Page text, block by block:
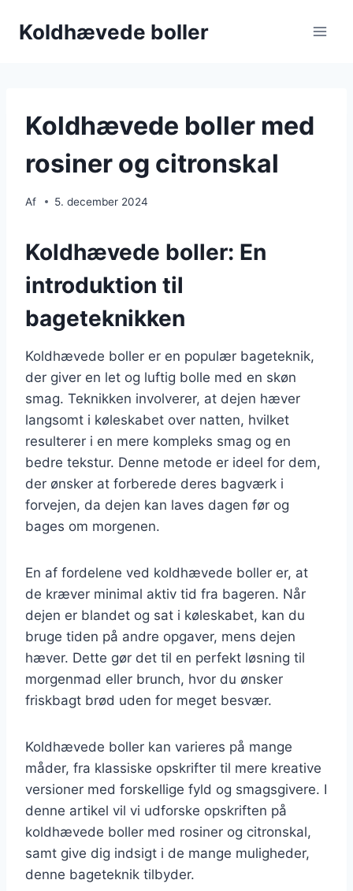
Koldhævede boller
Koldhævede boller med
rosiner og citronskal
Af 5. december 2024
Koldhævede boller: En
introduktion til
bageteknikken
Koldhævede boller er en populær bageteknik,
der giver en let og luftig bolle med en skøn
smag. Teknikken involverer, at dejen hæver
langsomt i køleskabet over natten, hvilket
resulterer i en mere kompleks smag og en
bedre tekstur. Denne metode er ideel for dem,
der ønsker at forberede deres bagværk i
forvejen, da dejen kan laves dagen før og
bages om morgenen.
En af fordelene ved koldhævede boller er, at
de kræver minimal aktiv tid fra bageren. Når
dejen er blandet og sat i køleskabet, kan du
bruge tiden på andre opgaver, mens dejen
hæver. Dette gør det til en perfekt løsning til
morgenmad eller brunch, hvor du ønsker
friskbagt brød uden for meget besvær.
Koldhævede boller kan varieres på mange
måder, fra klassiske opskrifter til mere kreative
versioner med forskellige fyld og smagsgivere. I
denne artikel vil vi udforske opskriften på
koldhævede boller med rosiner og citronskal,
samt give dig indsigt i de mange muligheder,
denne bageteknik tilbyder.